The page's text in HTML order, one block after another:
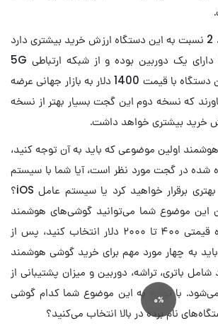
0%
گوشی گلکسی زد فولد 2 نسبت به این دستگاه ارزش خرید بیشتری دارد
، زیرا این گجت تنها دارای یک دوربین بوده و از شبکه ارتباطی 5G
پشتیبانی نمی‌کند. این دستگاه با قیمت 1400 دلار به بازار جهانی عرضه
که نسخه دوم این گجت بسیار بهتر از نسخه
خرید بیشتری خواهد داشت.
اولین موضوعی که باید به آن توجه کنید،
شده در گجت مورد نظر است، آیا شما با سیستم
عامل اندروید ارتباط بهتری برقرار خواهید کرد یا سیستم عامل iOS؟
موضوع شما می‌توانید گوشی‌های هوشمند
بسیاری را در بین بازه قیمتی ۴۰۰ تا ۲۰۰۰ دلار انتخاب کنید، پس از
باید به چهار مورد مهم برای خرید گوشی هوشمند
باتری، تراشه، دوربین و میزان پشتیبانی از
می‌شود. با توجه به این موضوع شما کدام گوشی
نام برده در بالا انتخاب می‌کنید؟